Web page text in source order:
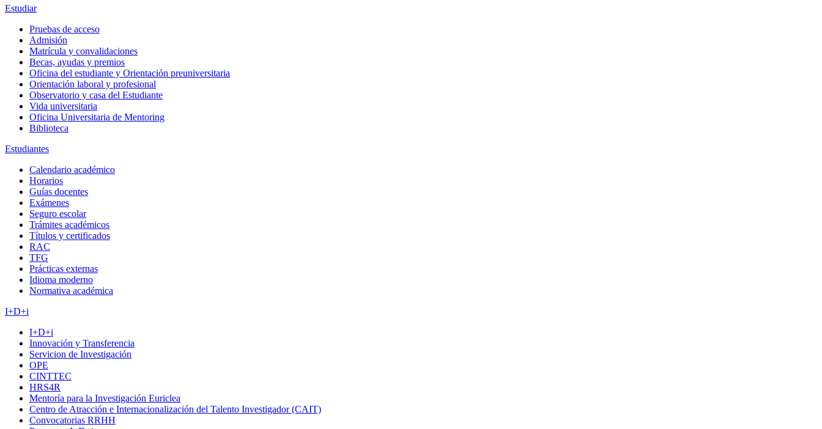
Estudiar
Pruebas de acceso
Admisión
Matrícula y convalidaciones
Becas, ayudas y premios
Oficina del estudiante y Orientación preuniversitaria
Orientación laboral y profesional
Observatorio y casa del Estudiante
Vida universitaria
Oficina Universitaria de Mentoring
Biblioteca
Estudiantes
Calendario académico
Horarios
Guías docentes
Exámenes
Seguro escolar
Trámites académicos
Títulos y certificados
RAC
TFG
Prácticas externas
Idioma moderno
Normativa académica
I+D+i
I+D+i
Innovación y Transferencia
Servicion de Investigación
OPE
CINTTEC
HRS4R
Mentoría para la Investigación Euriclea
Centro de Atracción e Internacionalización del Talento Investigador (CAIT)
Convocatorias RRHH